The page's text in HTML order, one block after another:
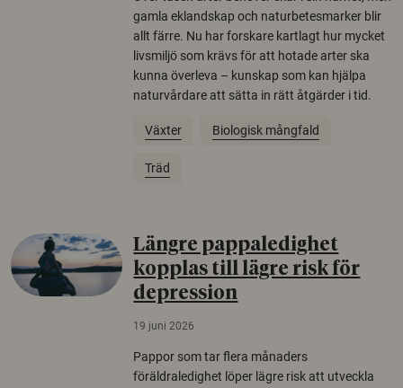
gamla eklandskap och naturbetesmarker blir
allt färre. Nu har forskare kartlagt hur mycket
livsmiljö som krävs för att hotade arter ska
kunna överleva – kunskap som kan hjälpa
naturvårdare att sätta in rätt åtgärder i tid.
Växter Biologisk mångfald
Träd
Längre pappaledighet
kopplas till lägre risk för
depression
19 juni 2026
Pappor som tar flera månaders
föräldraledighet löper lägre risk att utveckla